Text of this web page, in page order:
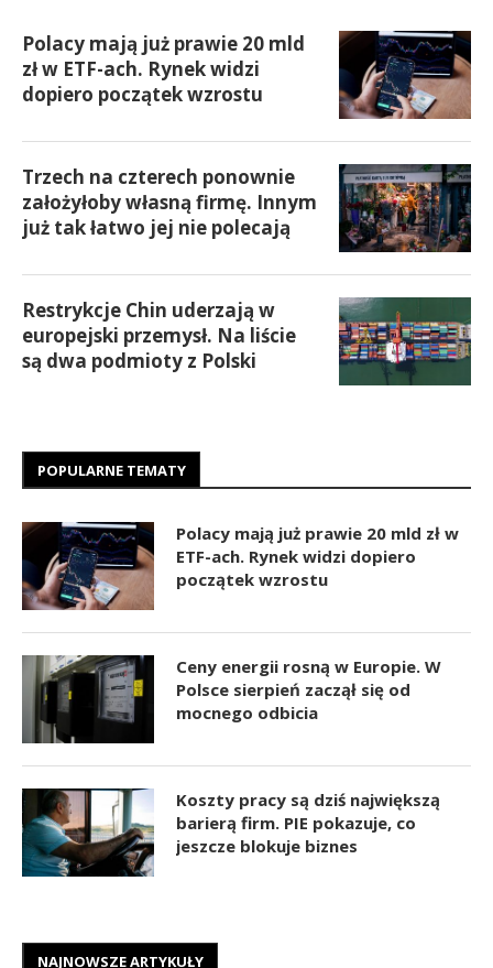
Polacy mają już prawie 20 mld
zł w ETF-ach. Rynek widzi
dopiero początek wzrostu
Trzech na czterech ponownie
założyłoby własną firmę. Innym
już tak łatwo jej nie polecają
Restrykcje Chin uderzają w
europejski przemysł. Na liście
są dwa podmioty z Polski
POPULARNE TEMATY
Polacy mają już prawie 20 mld zł w
ETF-ach. Rynek widzi dopiero
początek wzrostu
Ceny energii rosną w Europie. W
Polsce sierpień zaczął się od
mocnego odbicia
Koszty pracy są dziś największą
barierą firm. PIE pokazuje, co
jeszcze blokuje biznes
NAJNOWSZE ARTYKUŁY